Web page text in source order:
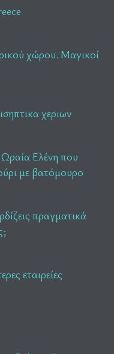
χώρου. Μαγικοί
χεριων
Ελένη που
με βατόμουρο
πραγματικά
εταιρείες